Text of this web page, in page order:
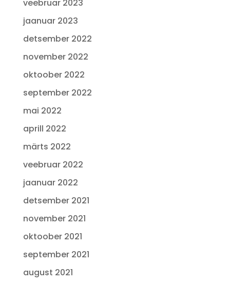
veebruar 2023
jaanuar 2023
detsember 2022
november 2022
oktoober 2022
september 2022
mai 2022
aprill 2022
märts 2022
veebruar 2022
jaanuar 2022
detsember 2021
november 2021
oktoober 2021
september 2021
august 2021